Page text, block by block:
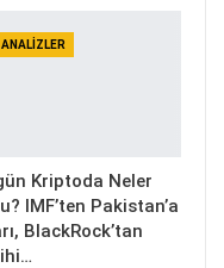
ANALIZLER
Kriptoda Neler
IMF’ten Pakistan’a
BlackRock’tan